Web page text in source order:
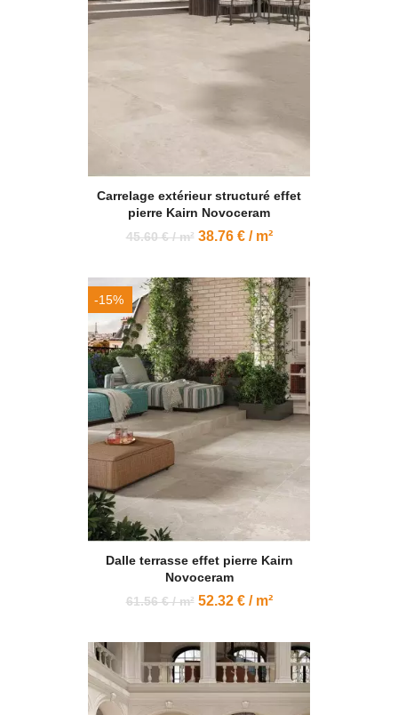
Carrelage extérieur structuré effet
pierre Kairn Novoceram
45.60 € / m² 38.76 € / m²
Dalle terrasse effet pierre Kairn
Novoceram
61.56 € / m² 52.32 € / m²
-15%